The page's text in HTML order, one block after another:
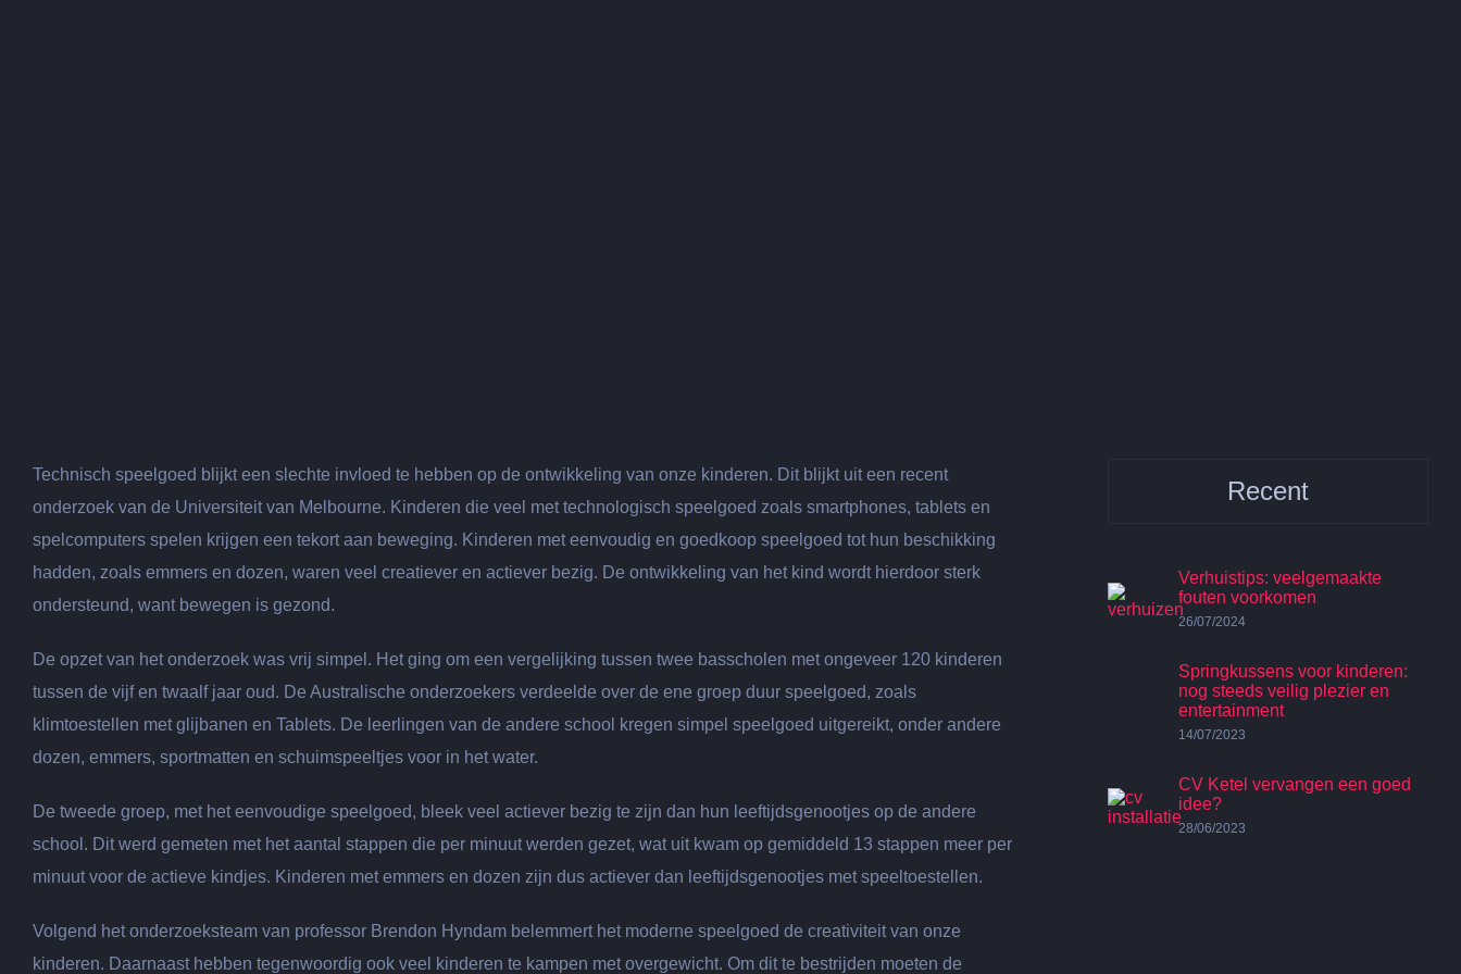
Technisch speelgoed blijkt een slechte invloed te hebben op de ontwikkeling van onze kinderen. Dit blijkt uit een recent
onderzoek van de Universiteit van Melbourne. Kinderen die veel met technologisch speelgoed zoals smartphones, tablets en
spelcomputers spelen krijgen een tekort aan beweging. Kinderen met eenvoudig en goedkoop speelgoed tot hun beschikking
hadden, zoals emmers en dozen, waren veel creatiever en actiever bezig. De ontwikkeling van het kind wordt hierdoor sterk
ondersteund, want bewegen is gezond.
De opzet van het onderzoek was vrij simpel. Het ging om een vergelijking tussen twee basscholen met ongeveer 120 kinderen
tussen de vijf en twaalf jaar oud. De Australische onderzoekers verdeelde over de ene groep duur speelgoed, zoals
klimtoestellen met glijbanen en Tablets. De leerlingen van de andere school kregen simpel speelgoed uitgereikt, onder andere
dozen, emmers, sportmatten en schuimspeeltjes voor in het water.
De tweede groep, met het eenvoudige speelgoed, bleek veel actiever bezig te zijn dan hun leeftijdsgenootjes op de andere
school. Dit werd gemeten met het aantal stappen die per minuut werden gezet, wat uit kwam op gemiddeld 13 stappen meer per
minuut voor de actieve kindjes. Kinderen met emmers en dozen zijn dus actiever dan leeftijdsgenootjes met speeltoestellen.
Volgend het onderzoeksteam van professor Brendon Hyndam belemmert het moderne speelgoed de creativiteit van onze
kinderen. Daarnaast hebben tegenwoordig ook veel kinderen te kampen met overgewicht. Om dit te bestrijden moeten de
Recent
Verhuistips: veelgemaakte
fouten voorkomen
26/07/2024
Springkussens voor kinderen:
nog steeds veilig plezier en
entertainment
14/07/2023
CV Ketel vervangen een goed
idee?
28/06/2023